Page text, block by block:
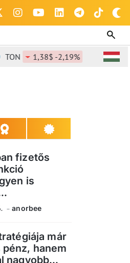
1,38$ -2,19% DOT
fizetős
is
anorbee
már
hanem
nagyobb...